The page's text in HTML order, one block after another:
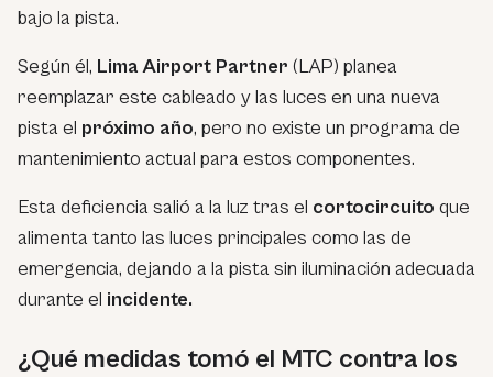
bajo la pista.
Según él, Lima Airport Partner (LAP) planea
reemplazar este cableado y las luces en una nueva
pista el próximo año, pero no existe un programa de
mantenimiento actual para estos componentes.
Esta deficiencia salió a la luz tras el cortocircuito que
alimenta tanto las luces principales como las de
emergencia, dejando a la pista sin iluminación adecuada
durante el incidente.
¿Qué medidas tomó el MTC contra los